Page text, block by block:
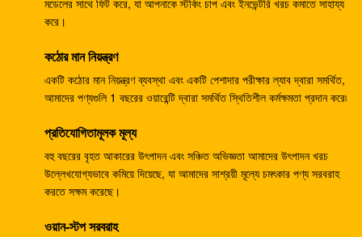
তেল প্রধান পাম্প
K3V112DTP খননকারী জলবাহী গিয়ার পাম্প DH258-5 DH258-7
খননকারী EX100-1 হাইড্রোলিক পাম্পিং ইউনিট এইচপিভি091
4206916
খননকারীর EX100-5 হাইড্রোলিক গিয়ার পাম্প HPV091 4276918
YN10V00013F1 K3V112DTP খননকারী জলবাহী পাম্প
SK200-6E SK230-6E ফিট করে
SY215-8 K3V112DTP খনক হাইড্রোলিক পিস্টন পাম্প
করে।
কঠোর মান নিয়ন্ত্রণ
একটি কঠোর মান নিয়ন্ত্রণ ব্যবস্থা এবং একটি পেশাদার পরীক্ষার ল্যাব দ্বারা সমর্থিত,
আমাদের পণ্যগুলি 1 বছরের ওয়ারেন্টি দ্বারা সমর্থিত স্থিতিশীল কর্মক্ষমতা প্রদান করে৷
প্রতিযোগিতামূলক মূল্য
বহু বছরের বৃহত আকারের উৎপাদন এবং সঞ্চিত অভিজ্ঞতা আমাদের উৎপাদন খরচ
উল্লেখযোগ্যভাবে কমিয়ে দিয়েছে, যা আমাদের সাশ্রয়ী মূল্যে চমৎকার পণ্য সরবরাহ
করতে সক্ষম করেছে।
ওয়ান-স্টপ সরবরাহ